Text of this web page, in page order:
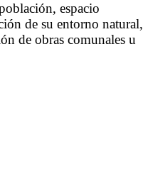
espacio
de su entorno natural,
de obras comunales u